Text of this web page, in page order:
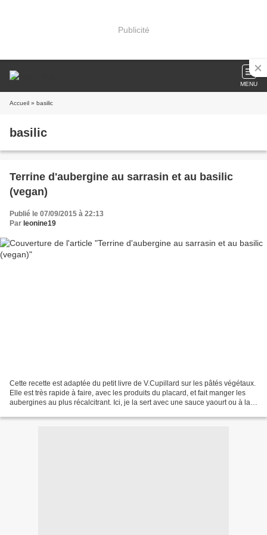
Publicité
MENU
Accueil » basilic
basilic
Terrine d'aubergine au sarrasin et au basilic
(vegan)
Publié le 07/09/2015 à 22:13
Par leonine19
Cette recette est adaptée du petit livre de V.Cupillard sur les pâtés végétaux.
Elle est très rapide à faire, avec les produits du placard, et fait manger les
aubergines au plus récalcitrant. Ici, je la sert avec une sauce yaourt ou à la